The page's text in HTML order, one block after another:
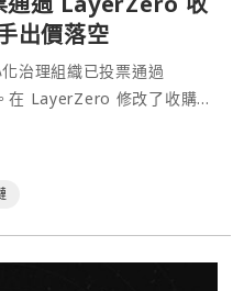
出價落空
治理組織已投票通過
LayerZero 修改了收購條
的持有者後，此提案獲得